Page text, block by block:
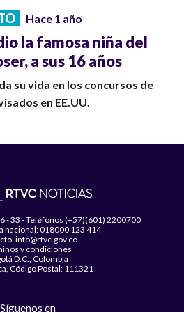
Hace 1 año
la famosa niña del
a sus 16 años
su vida en los concursos de
en EE.UU.
- 33 - Teléfonos (+57)(601) 2200700
nacional: 018000 123 414
info@rtvc.gov.co
y condiciones
D.C., Colombia
Código Postal: 111321
Síguenos en